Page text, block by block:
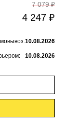
7 079 ₽
4 247 ₽
10.08.2026
10.08.2026